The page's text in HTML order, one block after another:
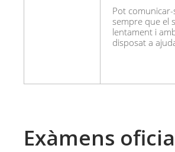
Pot
sempre que el
lentament i
disposat a
Exàmens